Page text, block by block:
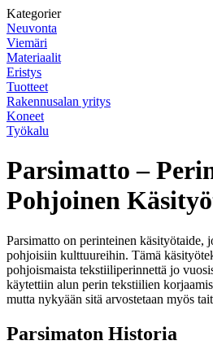
Kategorier
Neuvonta
Viemäri
Materiaalit
Eristys
Tuotteet
Rakennusalan yritys
Koneet
Työkalu
Parsimatto –
Pohjoinen
Parsimatto on perinteinen käsityötaide,
pohjoisiin kulttuureihin. Tämä
pohjoismaista tekstiiliperinnettä jo
käytettiin alun perin tekstiilien
mutta nykyään sitä arvostetaan myös
Parsimaton Historia